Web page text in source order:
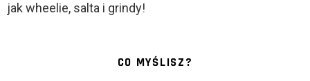
jak wheelie, salta i grindy!
CO MYŚLISZ?